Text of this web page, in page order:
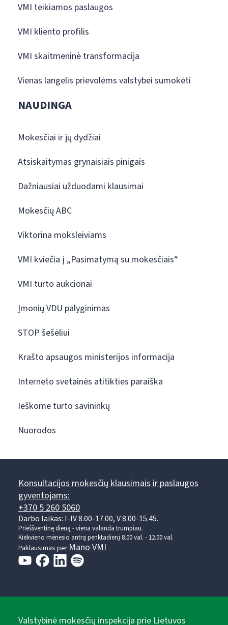
VMI teikiamos paslaugos
VMI kliento profilis
VMI skaitmeninė transformacija
Vienas langelis prievolėms valstybei sumokėti
NAUDINGA
Mokesčiai ir jų dydžiai
Atsiskaitymas grynaisiais pinigais
Dažniausiai užduodami klausimai
Mokesčių ABC
Viktorina moksleiviams
VMI kviečia į „Pasimatymą su mokesčiais“
VMI turto aukcionai
Įmonių VDU palyginimas
STOP šešėliui
Krašto apsaugos ministerijos informacija
Interneto svetainės atitikties paraiška
Ieškome turto savininkų
Nuorodos
Konsultacijos mokesčių klausimais ir paslaugos
gyventojams:
+370 5 260 5060
Darbo laikas: I-IV 8.00-17.00, V 8.00-15.45.
Prieššventinę dieną - viena valanda trumpiau.
Kiekvieno mėnesio antrą penktadienį 8.00 val. - 12.00 val.
Paklausimas perMano VMI
Valstybinė mokesčių inspekcija prie Lietuvos